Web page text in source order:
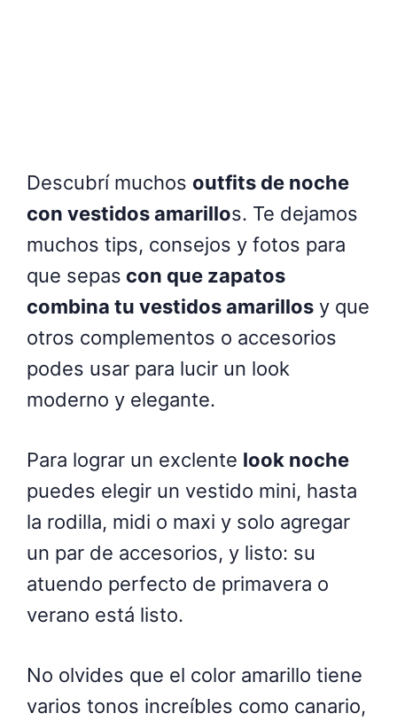
Descubrí muchos outfits de noche
con vestidos amarillos. Te dejamos
muchos tips, consejos y fotos para
que sepas con que zapatos
combina tu vestidos amarillos y que
otros complementos o accesorios
podes usar para lucir un look
moderno y elegante.
Para lograr un exclente look noche
puedes elegir un vestido mini, hasta
la rodilla, midi o maxi y solo agregar
un par de accesorios, y listo: su
atuendo perfecto de primavera o
verano está listo.
No olvides que el color amarillo tiene
varios tonos increíbles como canario,